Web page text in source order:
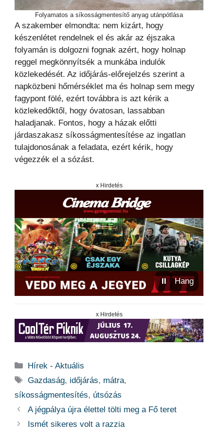
Folyamatos a síkosságmentesítő anyag utánpótlása
A szakember elmondta: nem kizárt, hogy
készenlétet rendelnek el és akár az éjszaka
folyamán is dolgozni fognak azért, hogy holnap
reggel megkönnyítsék a munkába indulók
közlekedését. Az időjárás-előrejelzés szerint a
napközbeni hőmérséklet ma és holnap sem megy
fagypont fölé, ezért továbbra is azt kérik a
közlekedőktől, hogy óvatosan, lassabban
haladjanak. Fontos, hogy a házak előtti
járdaszakasz síkosságmentesítése az ingatlan
tulajdonosának a feladata, ezért kérik, hogy
végezzék el a sózást.
x Hirdetés
⏸ Hang
x Hirdetés
Kategória
Hírek - Aktuális
Címkék
Gazdaság, időjárás, mátra,
síkosságmentesítés, útsózás
A jégpálya újra élettel tölti meg a Fő teret
Ismét sikeres volt a razzia